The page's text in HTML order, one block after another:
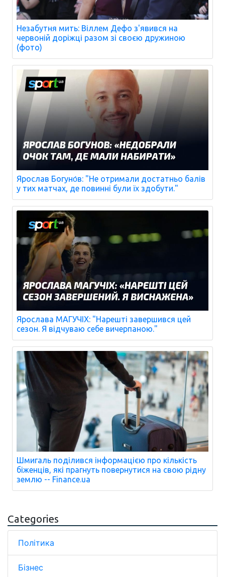
Незабутня мить: Віллем Дефо з'явився на
червоній доріжці разом зі своєю дружиною
(фото)
Ярослав Богуно́в: "Не отримали достатньо балів
у тих матчах, де повинні були їх здобути."
Ярослава МАГУЧІХ: "Нарешті завершився цей
сезон. Я відчуваю себе вичерпаною."
Шмигаль поділився інформацією про кількість
біженців, які прагнуть повернутися на свою рідну
землю -- Finance.ua
Categories
Політика
Бізнес